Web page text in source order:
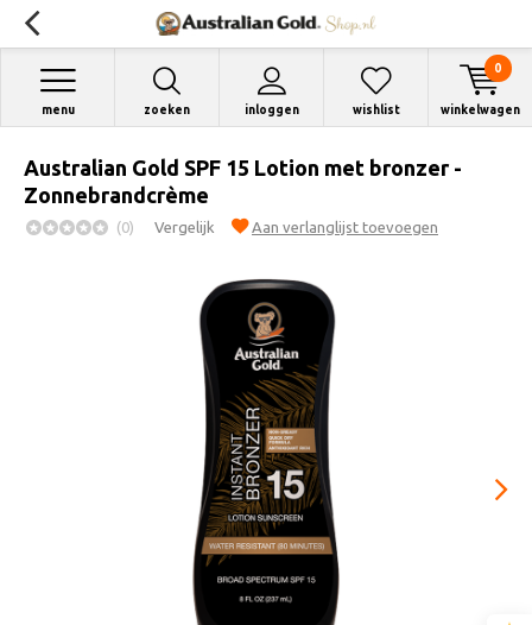
zoeken inloggen
menu wishlist winkelwagen
0
Australian Gold SPF 15 Lotion met bronzer -
Zonnebrandcrème
(0) Vergelijk Aan verlanglijst toevoegen